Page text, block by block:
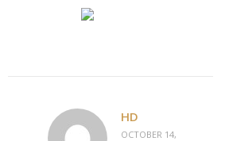
HD
OCTOBER 14,